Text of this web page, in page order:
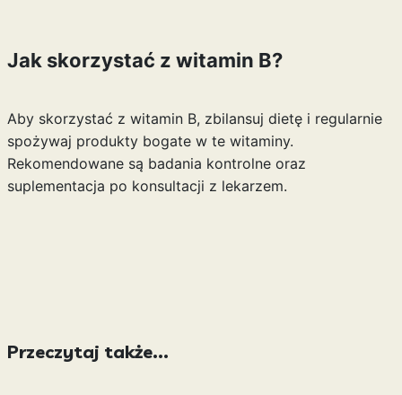
Jak skorzystać z witamin B?
Aby skorzystać z witamin B, zbilansuj dietę i regularnie
spożywaj produkty bogate w te witaminy.
Rekomendowane są badania kontrolne oraz
suplementacja po konsultacji z lekarzem.
Przeczytaj także...